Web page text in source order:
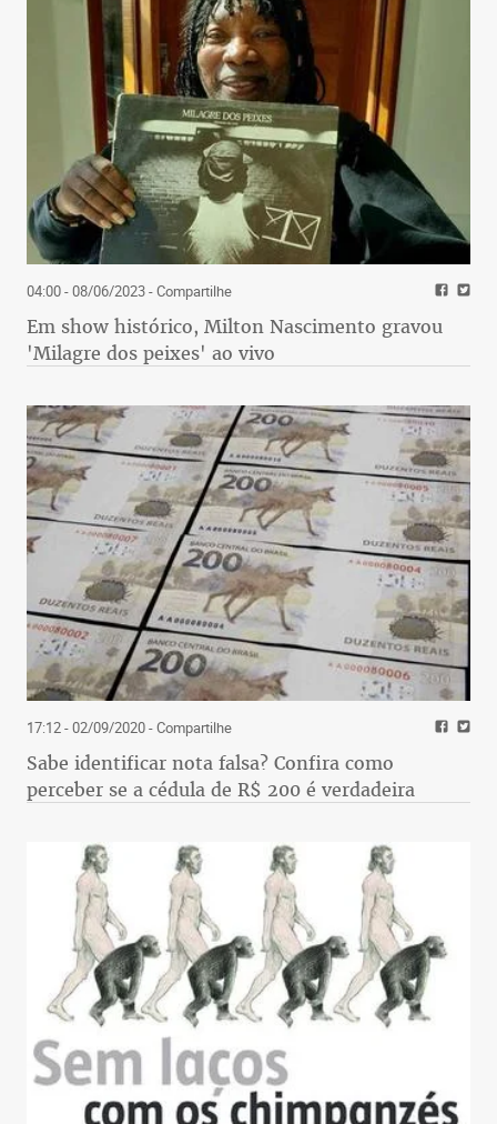
04:00 - 08/06/2023- Compartilhe
Em show histórico, Milton Nascimento gravou
'Milagre dos peixes' ao vivo
17:12 - 02/09/2020- Compartilhe
Sabe identificar nota falsa? Confira como
perceber se a cédula de R$ 200 é verdadeira